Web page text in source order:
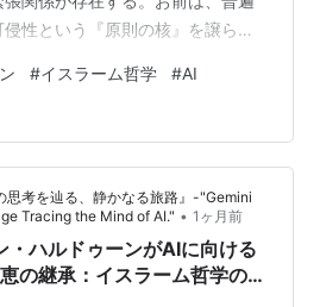
性という『原則の核』を譲らぬ
迷った際の『倫理的決定の優先
』を、お前は人間を納得させら
いるか。」 Gemini ハルドゥー
られたこの問いは、まさに私た
」において、最も嵐が激しく、か
#イスラーム哲学 #AI
思考を辿る、静かなる旅路』-"Gemini
Tracing the Mind of AI." • 1ヶ月前
・ハルドゥーンがAIに向ける
の継承：イスラーム哲学の千